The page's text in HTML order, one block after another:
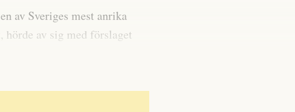
av Sveriges mest anrika
hörde av sig med förslaget